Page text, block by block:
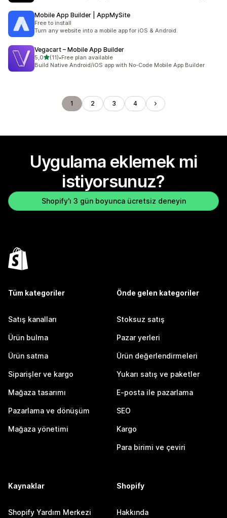
Mobile App Builder | AppMySite
Free to install
Turn any website into a mobile app for iOS & Android.
Vegacart – Mobile App Builder
5,05 yıldız üzerinden
(11)
toplam 11 değerlendirme
•Free plan available
Build Native Android/iOS app with No-Code Mobile App Builder
1 2 3 4
Uygulama eklemek mi
istiyorsunuz?
Shopify'ı 3 gün boyunca ücretsiz deneyin
Tüm kategoriler
Satış kanalları
Ürün bulma
Ürün satma
Siparişler ve kargo
Mağaza tasarımı
Pazarlama ve dönüşüm
Mağaza yönetimi
Önde gelen kategoriler
Stoksuz satış
Pazar yerleri
Ürün değerlendirmeleri
Yukarı satış ve paketler
E-posta ile pazarlama
SEO
Kargo
Para birimi ve çeviri
Kaynaklar
Shopify Yardım Merkezi
Shopify
Hakkında